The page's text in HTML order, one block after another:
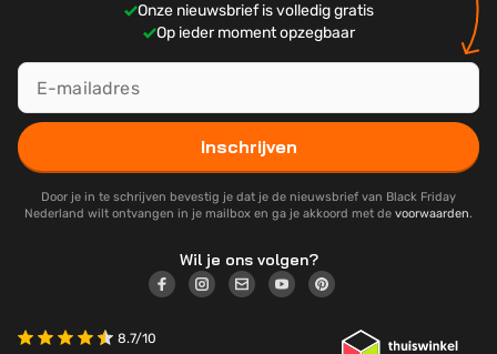
Onze nieuwsbrief is volledig gratis
Op ieder moment opzegbaar
Inschrijven
Door je in te schrijven bevestig je dat je de nieuwsbrief van Black Friday
Nederland wilt ontvangen in je mailbox en ga je akkoord met de voorwaarden.
Wil je ons volgen?
8.7/10